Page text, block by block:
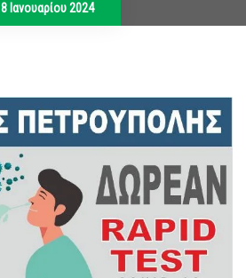
8 Ιανουαρίου 2024